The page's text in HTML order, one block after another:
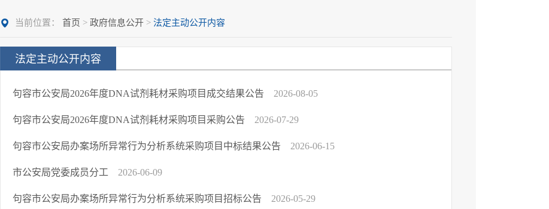
当前位置： 首页 > 政府信息公开> 法定主动公开内容
法定主动公开内容
句容市公安局2026年度DNA试剂耗材采购项目成交结果公告 2026-08-05
句容市公安局2026年度DNA试剂耗材采购项目采购公告 2026-07-29
句容市公安局办案场所异常行为分析系统采购项目中标结果公告 2026-06-15
市公安局党委成员分工 2026-06-09
句容市公安局办案场所异常行为分析系统采购项目招标公告 2026-05-29